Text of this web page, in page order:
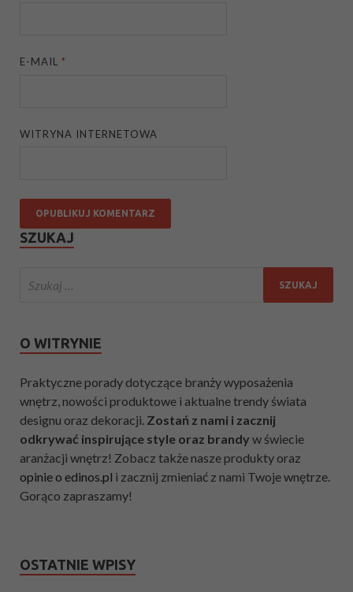
E-MAIL*
WITRYNA INTERNETOWA
SZUKAJ
O WITRYNIE
Praktyczne porady dotyczące branży wyposażenia
wnętrz, nowości produktowe i aktualne trendy świata
designu oraz dekoracji. Zostań z nami i zacznij
odkrywać inspirujące style oraz brandy w świecie
aranżacji wnętrz! Zobacz także nasze produkty oraz
opinie o edinos.pl i zacznij zmieniać z nami Twoje wnętrze.
Gorąco zapraszamy!
OSTATNIE WPISY